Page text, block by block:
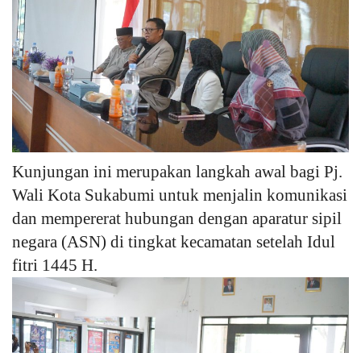
Perempuan/Anak
Kunjungan ini merupakan langkah awal bagi Pj.
Wali Kota Sukabumi untuk menjalin komunikasi
dan mempererat hubungan dengan aparatur sipil
negara (ASN) di tingkat kecamatan setelah Idul
fitri 1445 H.